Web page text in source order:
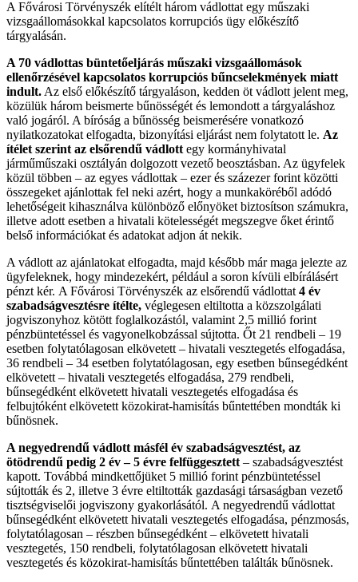
A Fővárosi Törvényszék elítélt három vádlottat egy műszaki
vizsgaállomásokkal kapcsolatos korrupciós ügy előkészítő
tárgyalásán.
A 70 vádlottas büntetőeljárás műszaki vizsgaállomások
ellenőrzésével kapcsolatos korrupciós bűncselekmények miatt
indult. Az első előkészítő tárgyaláson, kedden öt vádlott jelent meg,
közülük három beismerte bűnösségét és lemondott a tárgyaláshoz
való jogáról. A bíróság a bűnösség beismerésére vonatkozó
nyilatkozatokat elfogadta, bizonyítási eljárást nem folytatott le. Az
ítélet szerint az elsőrendű vádlott egy kormányhivatal
járműműszaki osztályán dolgozott vezető beosztásban. Az ügyfelek
közül többen – az egyes vádlottak – ezer és százezer forint közötti
összegeket ajánlottak fel neki azért, hogy a munkaköréből adódó
lehetőségeit kihasználva különböző előnyöket biztosítson számukra,
illetve adott esetben a hivatali kötelességét megszegve őket érintő
belső információkat és adatokat adjon át nekik.
A vádlott az ajánlatokat elfogadta, majd később már maga jelezte az
ügyfeleknek, hogy mindezekért, például a soron kívüli elbírálásért
pénzt kér. A Fővárosi Törvényszék az elsőrendű vádlottat 4 év
szabadságvesztésre ítélte, véglegesen eltiltotta a közszolgálati
jogviszonyhoz kötött foglalkozástól, valamint 2,5 millió forint
pénzbüntetéssel és vagyonelkobzással sújtotta. Őt 21 rendbeli – 19
esetben folytatólagosan elkövetett – hivatali vesztegetés elfogadása,
36 rendbeli – 34 esetben folytatólagosan, egy esetben bűnsegédként
elkövetett – hivatali vesztegetés elfogadása, 279 rendbeli,
bűnsegédként elkövetett hivatali vesztegetés elfogadása és
felbujtóként elkövetett közokirat-hamisítás bűntettében mondták ki
bűnösnek.
A negyedrendű vádlott másfél év szabadságvesztést, az
ötödrendű pedig 2 év – 5 évre felfüggesztett – szabadságvesztést
kapott. Továbbá mindkettőjüket 5 millió forint pénzbüntetéssel
sújtották és 2, illetve 3 évre eltiltották gazdasági társaságban vezető
tisztségviselői jogviszony gyakorlásától. A negyedrendű vádlottat
bűnsegédként elkövetett hivatali vesztegetés elfogadása, pénzmosás,
folytatólagosan – részben bűnsegédként – elkövetett hivatali
vesztegetés, 150 rendbeli, folytatólagosan elkövetett hivatali
vesztegetés és közokirat-hamisítás bűntettében találták bűnösnek.